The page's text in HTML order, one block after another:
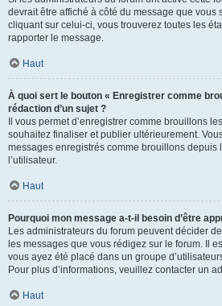
devrait être affiché à côté du message que vous
cliquant sur celui-ci, vous trouverez toutes les
rapporter le message.
Haut
À quoi sert le bouton « Enregistrer comme
rédaction d’un sujet ?
Il vous permet d’enregistrer comme brouillons
souhaitez finaliser et publier ultérieurement.
messages enregistrés comme brouillons depuis
l’utilisateur.
Haut
Pourquoi mon message a-t-il besoin d’être
Les administrateurs du forum peuvent décider
les messages que vous rédigez sur le forum. Il
vous ayez été placé dans un groupe
Pour plus d’informations, veuillez contacter un
Haut